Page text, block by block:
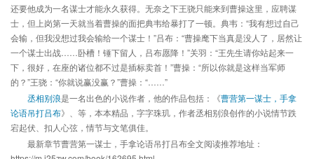
还要他成为一名谋士才能永久获得。无奈之下王骁只能来到曹操这里，应聘谋
士，但上岗第一天就当着曹操的面把典韦给暴打了一顿。典韦：“我有想过自己
会输，但我没想过我会输给一个谋士！”吕布：“曹操麾下当真是没人了，居然让
一个谋士出战……卧槽！锤下留人，吕布愿降！”关羽：“王先生请你站起来一
下，很好，在座的诸位都不过是插标卖首！”曹操：“所以你就是这样当军师
的？”王骁：“你就说赢没赢？”曹操：“……”
丞相别浪是一名出色的小说作者，他的作品包括：《曹营第一谋士，手拿
论语吊打吕布》、等，本本精品，字字珠玑，作者丞相别浪创作的小说情节跌
宕起伏、扣人心弦，情节与文笔俱佳。
最新章节曹营第一谋士，手拿论语吊打吕布全文阅读推荐地址：